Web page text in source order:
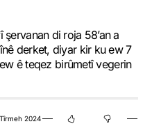
di roja 58’an a
derket, diyar kir ku ew 7
ê teqez birûmetî vegerin
2024